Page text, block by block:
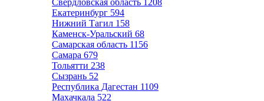
Свердловская область 1208
Екатеринбург 594
Нижний Тагил 158
Каменск-Уральский 68
Самарская область 1156
Самара 679
Тольятти 238
Сызрань 52
Республика Дагестан 1109
Махачкала 522